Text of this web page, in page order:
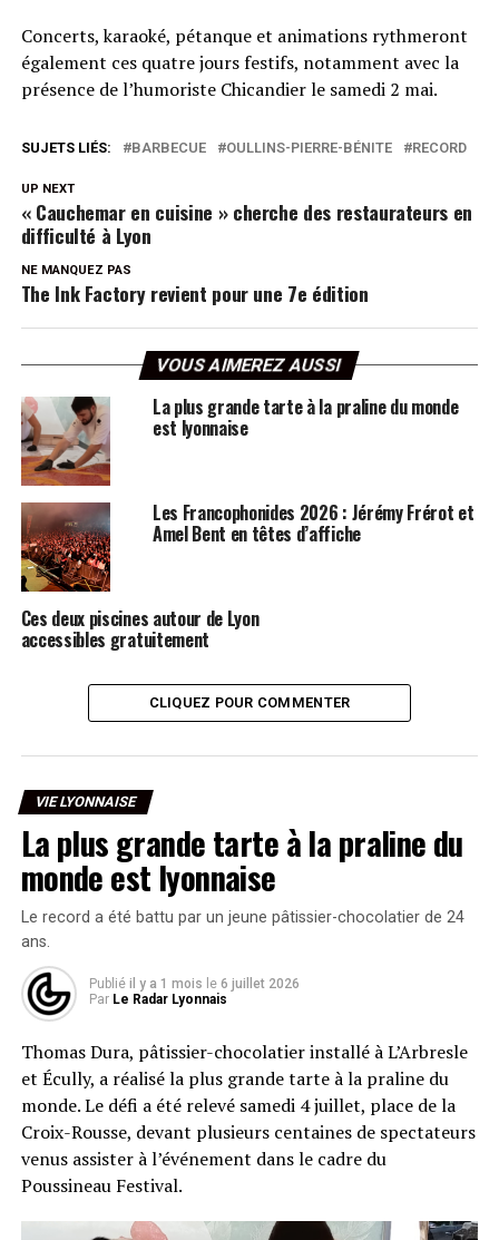
Concerts, karaoké, pétanque et animations rythmeront
également ces quatre jours festifs, notamment avec la
présence de l’humoriste Chicandier le samedi 2 mai.
SUJETS LIÉS: BARBECUE OULLINS-PIERRE-BÉNITE RECORD
UP NEXT
« Cauchemar en cuisine » cherche des restaurateurs en
difficulté à Lyon
NE MANQUEZ PAS
The Ink Factory revient pour une 7e édition
VOUS AIMEREZ AUSSI
La plus grande tarte à la praline du monde
est lyonnaise
Les Francophonides 2026 : Jérémy Frérot et
Amel Bent en têtes d’affiche
Ces deux piscines autour de Lyon
accessibles gratuitement
CLIQUEZ POUR COMMENTER
VIE LYONNAISE
La plus grande tarte à la praline du
monde est lyonnaise
Le record a été battu par un jeune pâtissier-chocolatier de 24
ans.
Publié il y a 1 mois le 6 juillet 2026
Par Le Radar Lyonnais
Thomas Dura, pâtissier-chocolatier installé à L’Arbresle
et Écully, a réalisé la plus grande tarte à la praline du
monde. Le défi a été relevé samedi 4 juillet, place de la
Croix-Rousse, devant plusieurs centaines de spectateurs
venus assister à l’événement dans le cadre du
Poussineau Festival.